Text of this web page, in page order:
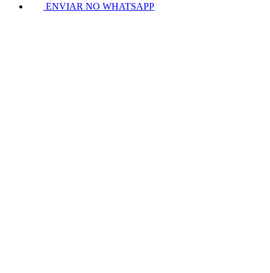
ENVIAR NO WHATSAPP